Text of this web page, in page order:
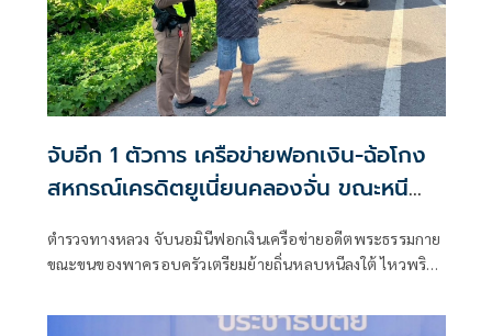
จับอีก 1 ตัวการ เครือข่ายฟอกเงิน-ฉ้อโกง
สหกรณ์เครดิตยูเนี่ยนคลองจั่น ขณะหนี
ตำรวจทางหลวง จับนอมินีฟอกเงินเครือข่ายอดีตพระธรรมกาย
ขณะขนของพาครอบครัวเตรียมย้ายถิ่นหลบหนีลงใต้ ไหวพริบ
สอบอ้างไม่มีใบขับขี่หรือเอกสารติดตัว สังเกตเห็นสมุดฝากครรภ์